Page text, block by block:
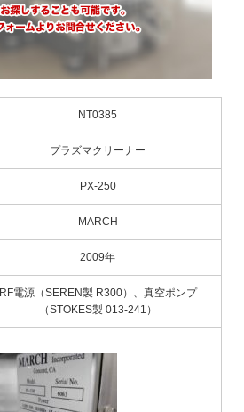
NT0385
プラズマクリーナー
PX-250
MARCH
2009年
RF電源（SEREN製 R300）、真空ポンプ
（STOKES製 013-241）